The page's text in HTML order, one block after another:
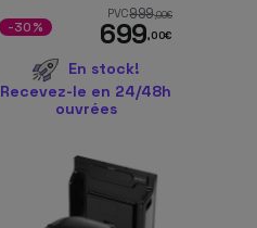
PVC999,00€
699,00€
-30%
En stock!
Recevez-le en 24/48h
ouvrées